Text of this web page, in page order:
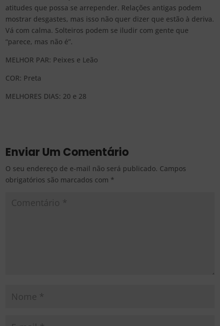
atitudes que possa se arrepender. Relações antigas podem
mostrar desgastes, mas isso não quer dizer que estão à deriva.
Vá com calma. Solteiros podem se iludir com gente que
“parece, mas não é”.
MELHOR PAR: Peixes e Leão
COR: Preta
MELHORES DIAS: 20 e 28
Enviar Um Comentário
O seu endereço de e-mail não será publicado. Campos
obrigatórios são marcados com *